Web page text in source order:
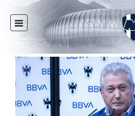
INICIO
NOTICIAS
CLUB
MULTIMEDIA
RAYADOS